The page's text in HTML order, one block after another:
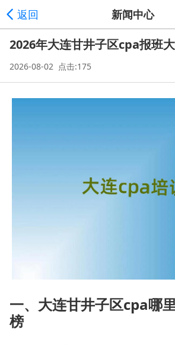
返回 新闻中心
2026年大连甘井子区cpa报班
2026-08-02 点击:175
一、大连甘井子区cpa哪
榜